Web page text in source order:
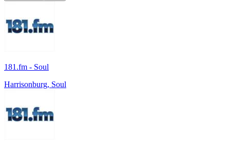
181.fm - Soul
Harrisonburg, Soul